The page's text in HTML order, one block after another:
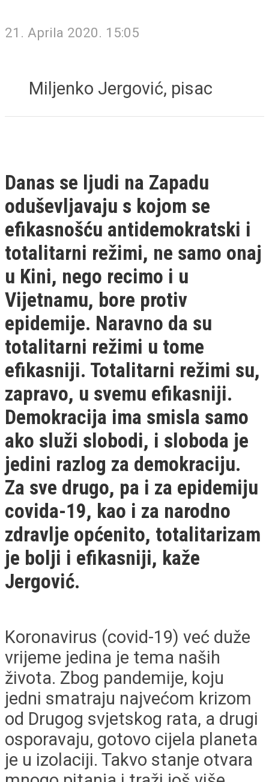
21. Aprila 2020. 15:05
Miljenko Jergović, pisac
Danas se ljudi na Zapadu
oduševljavaju s kojom se
efikasnošću antidemokratski i
totalitarni režimi, ne samo onaj
u Kini, nego recimo i u
Vijetnamu, bore protiv
epidemije. Naravno da su
totalitarni režimi u tome
efikasniji. Totalitarni režimi su,
zapravo, u svemu efikasniji.
Demokracija ima smisla samo
ako služi slobodi, i sloboda je
jedini razlog za demokraciju.
Za sve drugo, pa i za epidemiju
covida-19, kao i za narodno
zdravlje općenito, totalitarizam
je bolji i efikasniji, kaže
Jergović.
Koronavirus (covid-19) već duže
vrijeme jedina je tema naših
života. Zbog pandemije, koju
jedni smatraju najvećom krizom
od Drugog svjetskog rata, a drugi
osporavaju, gotovo cijela planeta
je u izolaciji. Takvo stanje otvara